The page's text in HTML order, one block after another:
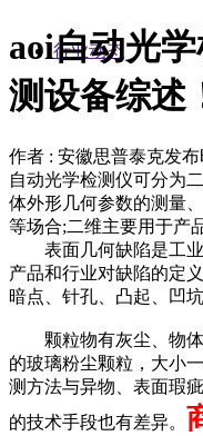
行业动态
aoi自动光
测设备综述
作者 : 安徽思普泰克发布
自动光学检测仪可分为
体外形几何参数的测量
等场合;二维主要用于产
表面几何缺陷是工业
产品和行业对缺陷的定
暗点、针孔、凸起、凹
颗粒物有灰尘、物体
的玻璃粉尘颗粒，大小
测方法与异物、表面瑕
的技术手段也有差异。